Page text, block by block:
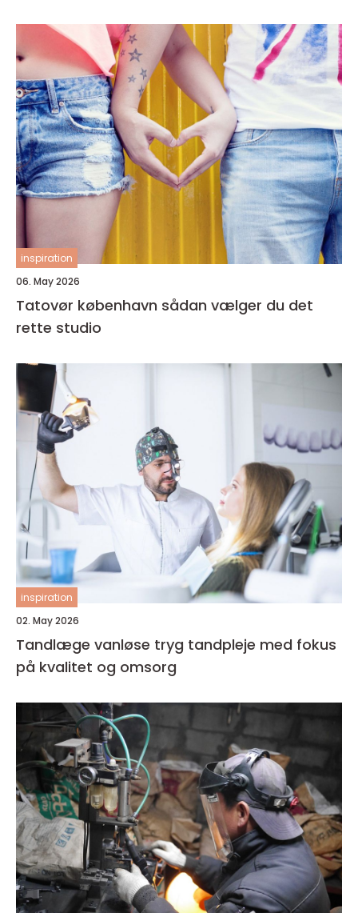
inspiration
06. May 2026
Tatovør københavn sådan vælger du det
rette studio
inspiration
02. May 2026
Tandlæge vanløse tryg tandpleje med fokus
på kvalitet og omsorg